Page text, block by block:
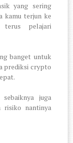
yang sering
kamu terjun ke
terus pelajari
banget untuk
prediksi crypto
sebaiknya juga
risiko nantinya